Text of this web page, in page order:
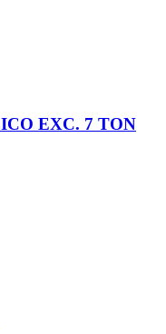
EXC. 7 TON